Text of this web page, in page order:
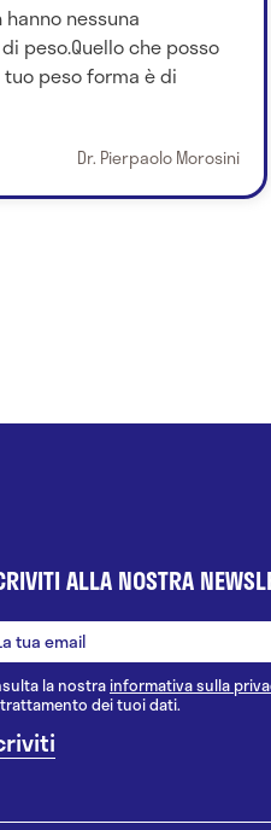
nessuna
peso.Quello che posso
peso forma è di
Dr. Pierpaolo Morosini
ALLA NOSTRA
la nostrainformativa sulla
dei tuoi dati.